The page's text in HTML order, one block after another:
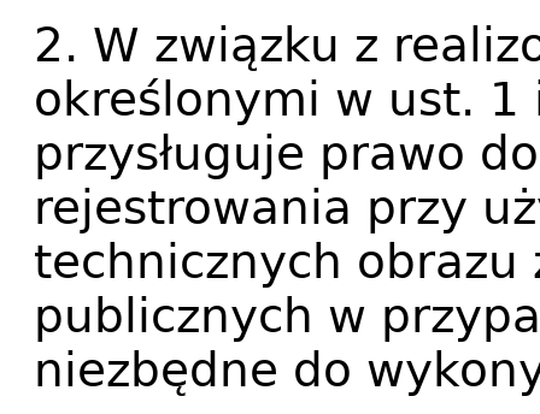
2. W związku z
określonymi w ust.
przysługuje prawo
rejestrowania przy
technicznych obrazu
publicznych w
niezbędne do